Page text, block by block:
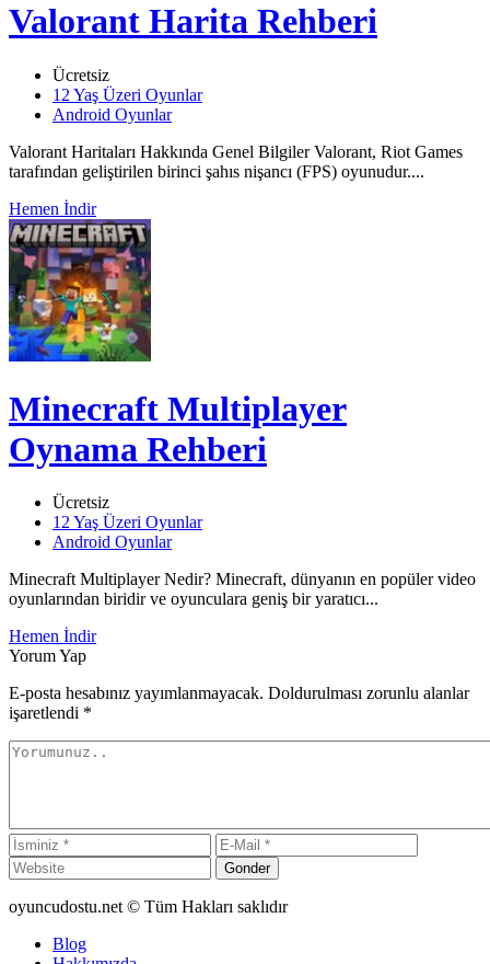
Valorant Harita Rehberi
Ücretsiz
12 Yaş Üzeri Oyunlar
Android Oyunlar
Valorant Haritaları Hakkında Genel Bilgiler Valorant, Riot Games
tarafından geliştirilen birinci şahıs nişancı (FPS) oyunudur....
Hemen İndir
Minecraft Multiplayer
Oynama Rehberi
Ücretsiz
12 Yaş Üzeri Oyunlar
Android Oyunlar
Minecraft Multiplayer Nedir? Minecraft, dünyanın en popüler video
oyunlarından biridir ve oyunculara geniş bir yaratıcı...
Hemen İndir
Yorum Yap
E-posta hesabınız yayımlanmayacak. Doldurulması zorunlu alanlar
işaretlendi *
Gonder
oyuncudostu.net © Tüm Hakları saklıdır
Blog